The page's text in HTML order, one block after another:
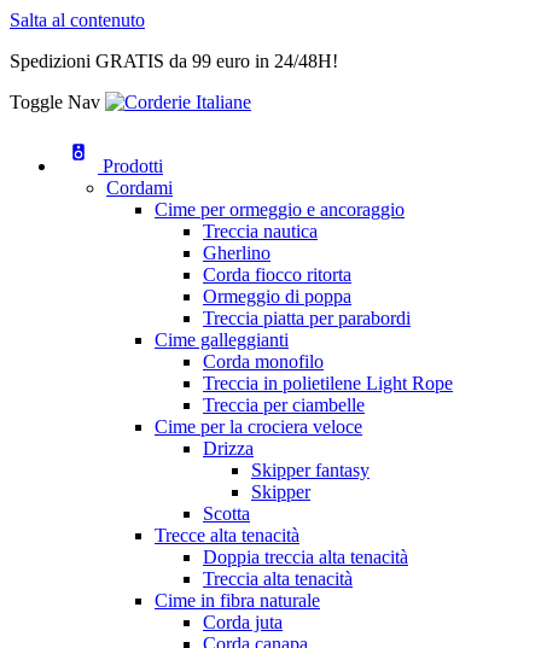
Salta al contenuto
Spedizioni GRATIS da 99 euro in 24/48H!
Toggle Nav
Prodotti
Cordami
Cime per ormeggio e ancoraggio
Treccia nautica
Gherlino
Corda fiocco ritorta
Ormeggio di poppa
Treccia piatta per parabordi
Cime galleggianti
Corda monofilo
Treccia in polietilene Light Rope
Treccia per ciambelle
Cime per la crociera veloce
Drizza
Skipper fantasy
Skipper
Scotta
Trecce alta tenacità
Doppia treccia alta tenacità
Treccia alta tenacità
Cime in fibra naturale
Corda juta
Corda canapa